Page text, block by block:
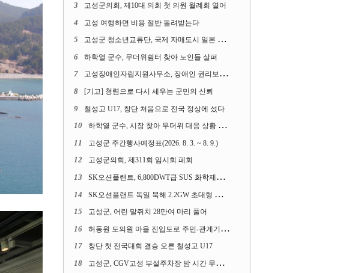
3 고성군의회, 제10대 의회 첫 의원 월례회 열어
4 고성 여행하면 비용 절반 돌려받는다
5 고성군 청소년교류단, 국제 자매도시 일본 가사오카시 찾아
6 하학열 군수, 무더위쉼터 찾아 노인들 살펴
7 고성장애인자립지원사무소, 장애인 권리보장 촉구 1인 시위 벌여
8 [기고] 청렴으로 다시 세우는 군민의 신뢰
9 철성고 U17, 창단 처음으로 전국 정상에 섰다
10 하학열 군수, 시장 찾아 무더위 대응 상황 살펴
11 고성군 주간행사예정표(2026. 8. 3. ~ 8. 9.)
12 고성군의회, 제311회 임시회 폐회
13 SK오션플랜트, 6,800DWT급 SUS 화학제품운반선 2척 수주
14 SK오션플랜트 독일 북해 2.2GW 초대형 해상변전소 하부구조물 수주
15 고성군, 어린 말쥐치 28만여 마리 풀어
16 허동원 도의원 마을 진입도로 주민-관계기관과 함께 간담회 열어
17 창단 첫 전국대회 결승 오른 철성고 U17
18 고성군, CGV고성 부설주차장 밤 시간 무료 개방한다